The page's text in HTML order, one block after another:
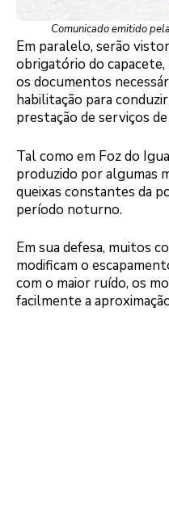
Comunicado emitido
Em paralelo, serão
obrigatório do
os documentos
habilitação para
prestação de serviços
Tal como em Foz do
produzido por algumas
queixas constantes da
período noturno.
Em sua defesa, muitos
modificam o
com o maior ruído, os
facilmente a